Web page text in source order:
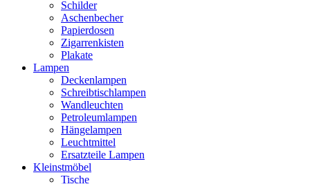
Schilder
Aschenbecher
Papierdosen
Zigarrenkisten
Plakate
Lampen
Deckenlampen
Schreibtischlampen
Wandleuchten
Petroleumlampen
Hängelampen
Leuchtmittel
Ersatzteile Lampen
Kleinstmöbel
Tische